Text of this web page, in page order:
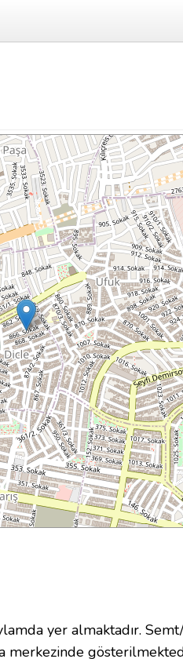
yer almaktadır.